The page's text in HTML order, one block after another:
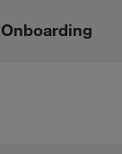
Onboarding